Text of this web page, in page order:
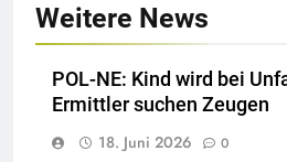
Weitere News
POL-NE: Kind wird bei
Ermittler suchen Zeugen
18. Juni 2026
0